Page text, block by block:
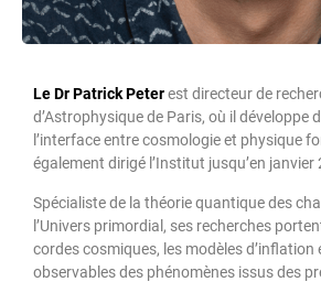
Le Dr Patrick Peterest directeur de
d’Astrophysique de Paris, où il développe
l’interface entre cosmologie et physique
également dirigé l’Institut jusqu’en janvier
Spécialiste de la théorie quantique des
l’Univers primordial, ses recherches
cordes cosmiques, les modèles d’inflation
observables des phénomènes issus des